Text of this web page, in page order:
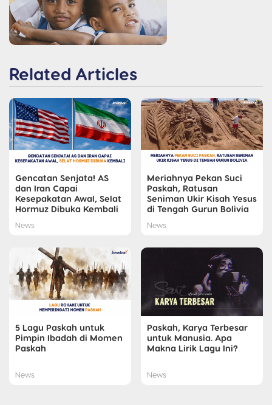
Related Articles
Gencatan Senjata! AS
dan Iran Capai
Kesepakatan Awal, Selat
Hormuz Dibuka Kembali
News
Meriahnya Pekan Suci
Paskah, Ratusan
Seniman Ukir Kisah Yesus
di Tengah Gurun Bolivia
News
5 Lagu Paskah untuk
Pimpin Ibadah di Momen
Paskah
News
Paskah, Karya Terbesar
untuk Manusia. Apa
Makna Lirik Lagu Ini?
News